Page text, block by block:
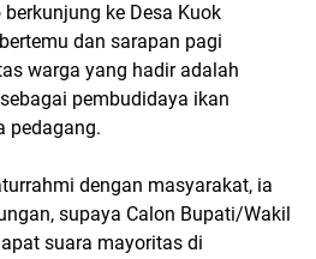
ke Desa Kuok
dan sarapan pagi
warga yang hadir adalah
pembudidaya ikan
pedagang.
dengan masyarakat, ia
supaya Calon Bupati/Wakil
suara mayoritas di